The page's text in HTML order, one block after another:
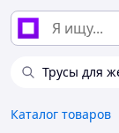
Трусы для
Каталог товаров